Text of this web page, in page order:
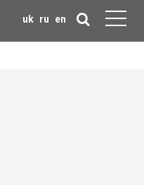
uk ru en